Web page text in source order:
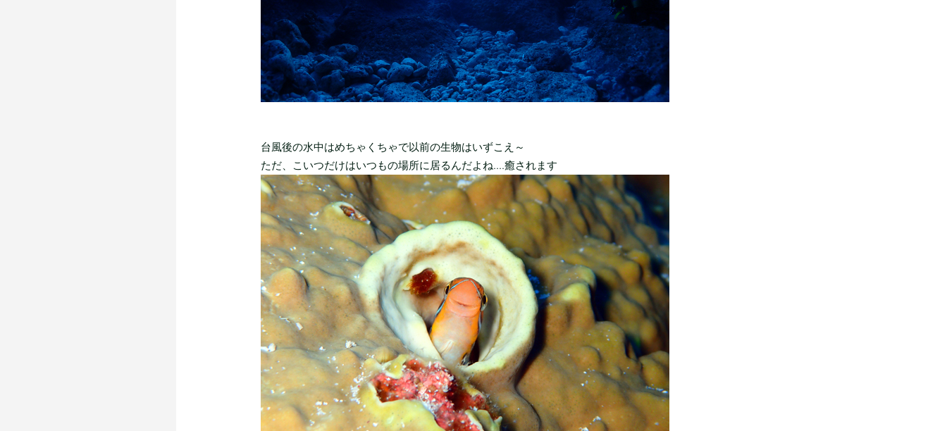
台風後の水中はめちゃくちゃで以前の生物はいずこえ～
ただ、こいつだけはいつもの場所に居るんだよね....癒されます